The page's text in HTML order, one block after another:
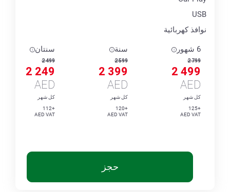
USB
نوافذ كهربائية
6 شهور
2 799
2 499
AED
كل شهر
+125
AED VAT
سنة
2 599
2 399
AED
كل شهر
+120
AED VAT
سنتان
2 499
2 249
AED
كل شهر
+112
AED VAT
حجز